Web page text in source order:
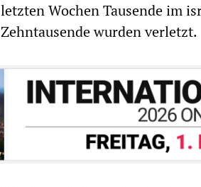
letzten Wochen Tausende im
Zehntausende wurden verletzt.